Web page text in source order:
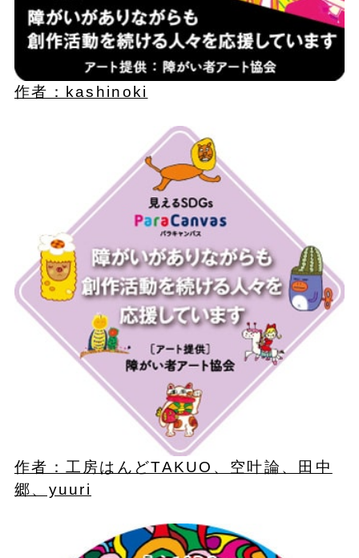
作者：kashinoki
作者：工房はんどTAKUO、空叶論、田中
郷、yuuri